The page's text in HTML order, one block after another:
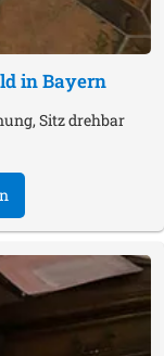
in Bayern
Sitz drehbar